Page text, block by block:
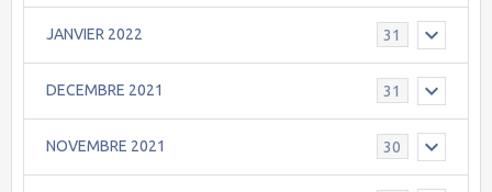
JANVIER 2022 31
DECEMBRE 2021 31
NOVEMBRE 2021 30